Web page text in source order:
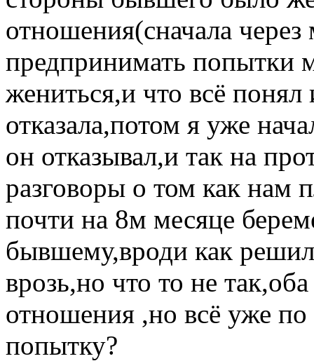
отношения(сначала
предпринимать попытки
жениться,и что всё
отказала,потом я уже
он отказывал,и так на
разговоры о том как нам
почти на 8м месяце
бывшему,вроди как
врозь,но что то не
отношения ,но всё уже по
попытку?